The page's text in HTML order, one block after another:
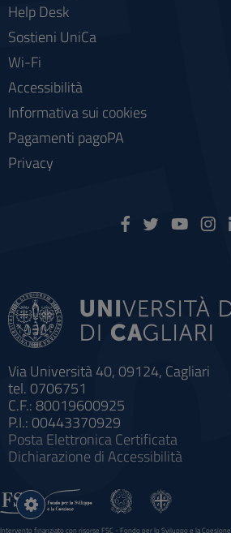
Via Università 40, 09124, Cagliari
tel. 0706751
C.F.: 80019600925
P.I.: 00443370929
Posta Elettronica Certificata
Dichiarazione di Accessibilità
Help Desk
Sostieni UniCa
Wi-Fi
Accessibilità
Informativa sui cookies
Pagamenti pagoPA
Privacy
Intervento finanziato con risorse FSC - Fondo per lo Sviluppo e la Coesione
Impostazioni
cookie